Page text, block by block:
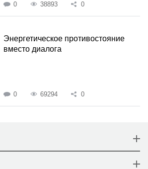
0 38893 0
Энергетическое противостояние
вместо диалога
0 69294 0